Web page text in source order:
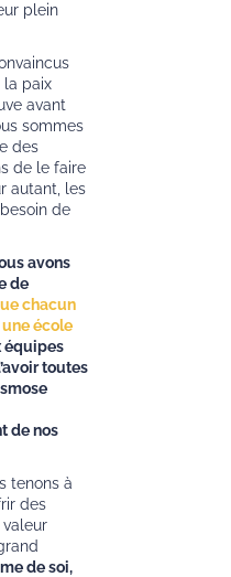
plein
la paix
avant
sommes
des
de le faire
autant, les
de
avons
de
chacun
école
équipes
toutes
de nos
tenons à
des
de soi,